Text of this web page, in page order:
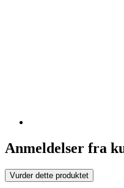
Anmeldelser fra
Vurder dette produktet